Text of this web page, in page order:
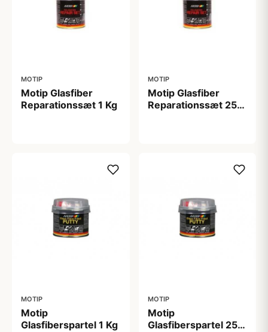
MOTIP
Motip Glasfiber
Reparationssæt 1 Kg
MOTIP
Motip Glasfiber
Reparationssæt 250
MOTIP
Motip
Glasfiberspartel 1 Kg
MOTIP
Motip
Glasfiberspartel 250